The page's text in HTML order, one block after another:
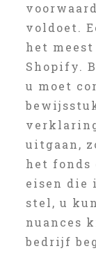
voldoet.
het
Shopify.
u moet
uitgaan,
het fonds
eisen die
stel, u
nuances
bedrijf